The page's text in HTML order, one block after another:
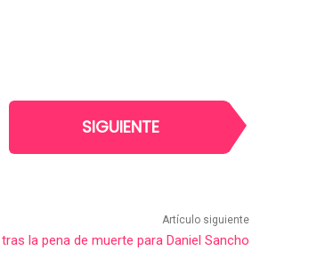
SIGUIENTE
Artículo siguiente
la pena de muerte para Daniel Sancho